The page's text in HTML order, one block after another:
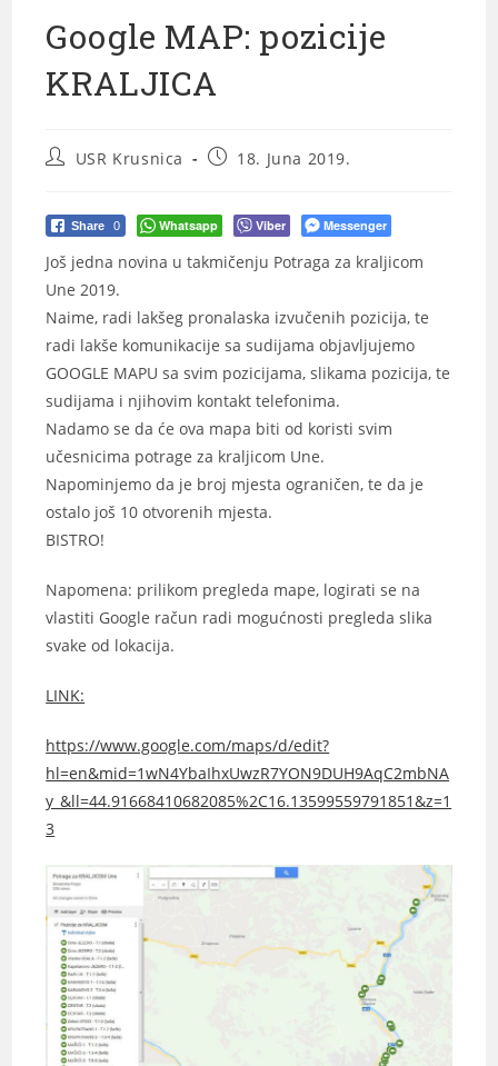
Google MAP: pozicije
KRALJICA
USR Krusnica 18. Juna 2019.
Share 0 Whatsapp Viber Messenger
Još jedna novina u takmičenju Potraga za kraljicom
Une 2019.
Naime, radi lakšeg pronalaska izvučenih pozicija, te
radi lakše komunikacije sa sudijama objavljujemo
GOOGLE MAPU sa svim pozicijama, slikama pozicija, te
sudijama i njihovim kontakt telefonima.
Nadamo se da će ova mapa biti od koristi svim
učesnicima potrage za kraljicom Une.
Napominjemo da je broj mjesta ograničen, te da je
ostalo još 10 otvorenih mjesta.
BISTRO!
Napomena: prilikom pregleda mape, logirati se na
vlastiti Google račun radi mogućnosti pregleda slika
svake od lokacija.
LINK:
https://www.google.com/maps/d/edit?
hl=en&mid=1wN4YbaIhxUwzR7YON9DUH9AqC2mbNA
y_&ll=44.91668410682085%2C16.13599559791851&z=1
3